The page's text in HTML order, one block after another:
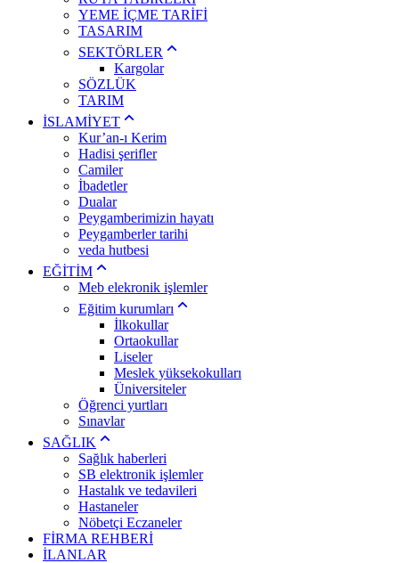
YEME İÇME TARİFİ
TASARIM
SEKTÖRLER
Kargolar
SÖZLÜK
TARIM
İSLAMİYET
Kur’an-ı Kerim
Hadisi şerifler
Camiler
İbadetler
Dualar
Peygamberimizin hayatı
Peygamberler tarihi
veda hutbesi
EĞİTİM
Meb elekronik işlemler
Eğitim kurumları
İlkokullar
Ortaokullar
Liseler
Meslek yüksekokulları
Üniversiteler
Öğrenci yurtları
Sınavlar
SAĞLIK
Sağlık haberleri
SB elektronik işlemler
Hastalık ve tedavileri
Hastaneler
Nöbetçi Eczaneler
FİRMA REHBERİ
İLANLAR